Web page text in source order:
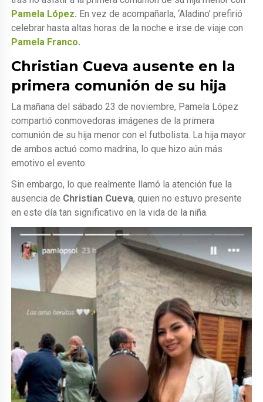
Pamela López. En vez de acompañarla, ‘Aladino’ prefirió
celebrar hasta altas horas de la noche e irse de viaje con
Pamela Franco.
Christian Cueva ausente en la
primera comunión de su hija
La mañana del sábado 23 de noviembre, Pamela López
compartió conmovedoras imágenes de la primera
comunión de su hija menor con el futbolista. La hija mayor
de ambos actuó como madrina, lo que hizo aún más
emotivo el evento.
Sin embargo, lo que realmente llamó la atención fue la
ausencia de Christian Cueva, quien no estuvo presente
en este día tan significativo en la vida de la niña.